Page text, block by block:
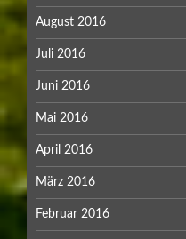
August 2016
Juli 2016
Juni 2016
Mai 2016
April 2016
März 2016
Februar 2016